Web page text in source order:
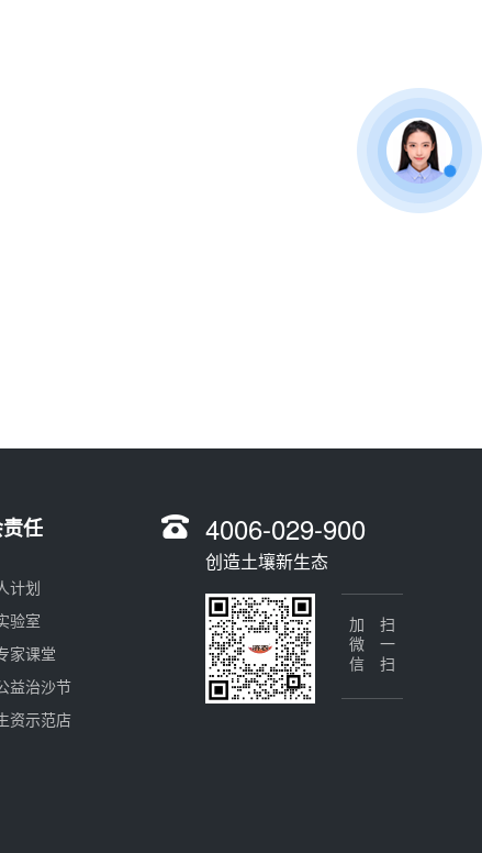
任
计划
验室
家课堂
益治沙节
资示范店
4006-029-900
创造土壤新生态
扫一扫
加微信